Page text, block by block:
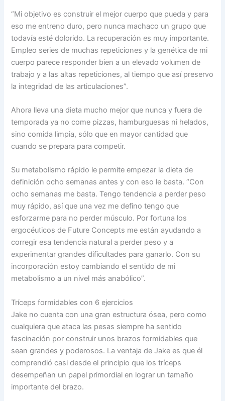
“Mi objetivo es construir el mejor cuerpo que pueda y para
eso me entreno duro, pero nunca machaco un grupo que
todavía esté dolorido. La recuperación es muy importante.
Empleo series de muchas repeticiones y la genética de mi
cuerpo parece responder bien a un elevado volumen de
trabajo y a las altas repeticiones, al tiempo que así preservo
la integridad de las articulaciones”.
Ahora lleva una dieta mucho mejor que nunca y fuera de
temporada ya no come pizzas, hamburguesas ni helados,
sino comida limpia, sólo que en mayor cantidad que
cuando se prepara para competir.
Su metabolismo rápido le permite empezar la dieta de
definición ocho semanas antes y con eso le basta. “Con
ocho semanas me basta. Tengo tendencia a perder peso
muy rápido, así que una vez me defino tengo que
esforzarme para no perder músculo. Por fortuna los
ergocéuticos de Future Concepts me están ayudando a
corregir esa tendencia natural a perder peso y a
experimentar grandes dificultades para ganarlo. Con su
incorporación estoy cambiando el sentido de mi
metabolismo a un nivel más anabólico”.
Tríceps formidables con 6 ejercicios
Jake no cuenta con una gran estructura ósea, pero como
cualquiera que ataca las pesas siempre ha sentido
fascinación por construir unos brazos formidables que
sean grandes y poderosos. La ventaja de Jake es que él
comprendió casi desde el principio que los tríceps
desempeñan un papel primordial en lograr un tamaño
importante del brazo.